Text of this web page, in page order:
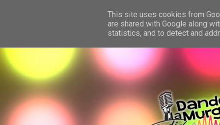
This site uses cookies from
are shared with Google along
statistics, and to detect and